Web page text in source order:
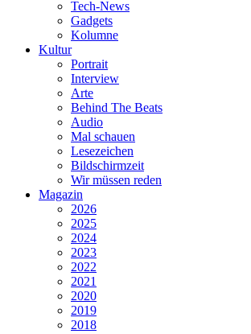
Tech-News
Gadgets
Kolumne
Kultur
Portrait
Interview
Arte
Behind The Beats
Audio
Mal schauen
Lesezeichen
Bildschirmzeit
Wir müssen reden
Magazin
2026
2025
2024
2023
2022
2021
2020
2019
2018